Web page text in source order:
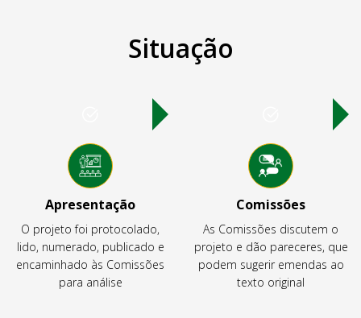
Situação
Apresentação
O projeto foi protocolado,
lido, numerado, publicado e
encaminhado às Comissões
para análise
Comissões
As Comissões discutem o
projeto e dão pareceres, que
podem sugerir emendas ao
texto original